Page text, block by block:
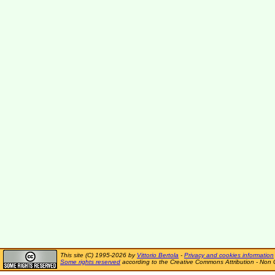
This site (C) 1995-2026 by Vittorio Bertola - Privacy and cookies information
Some rights reserved according to the Creative Commons Attribution - Non